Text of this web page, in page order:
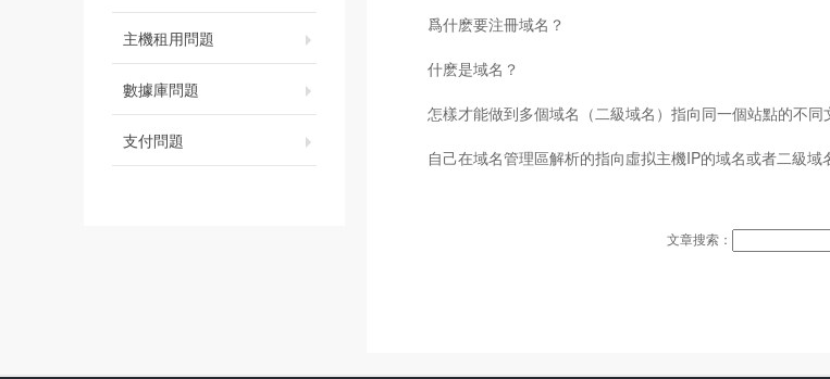
主機租用問題
數據庫問題
支付問題
爲什麽要注冊域名？
什麽是域名？
怎樣才能做到多個域名（二級域名）指向同一個站點的不同
自己在域名管理區解析的指向虛拟主機IP的域名或者二級域
文章搜索：